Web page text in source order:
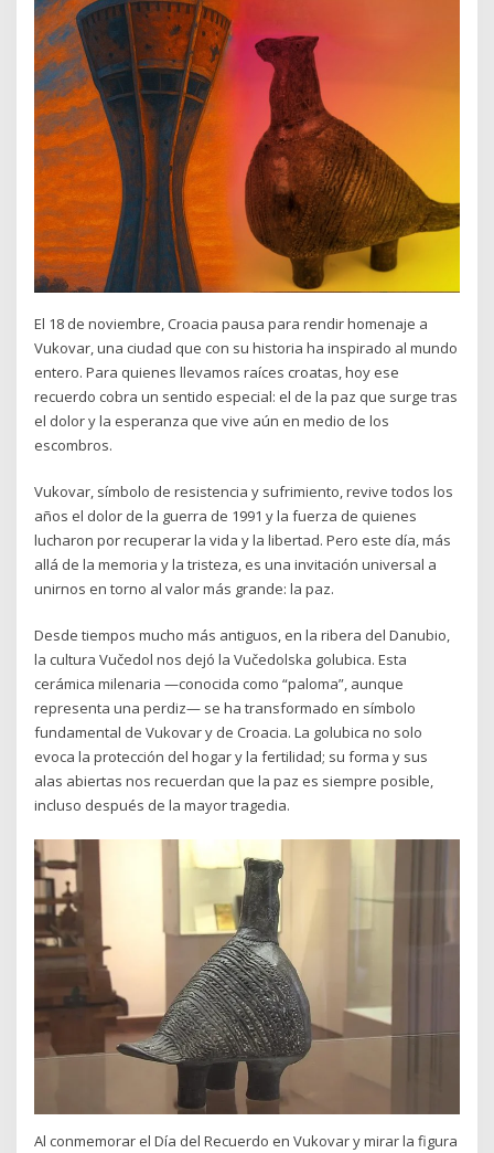
El 18 de noviembre, Croacia pausa para rendir homenaje a
Vukovar, una ciudad que con su historia ha inspirado al mundo
entero. Para quienes llevamos raíces croatas, hoy ese
recuerdo cobra un sentido especial: el de la paz que surge tras
el dolor y la esperanza que vive aún en medio de los
escombros.
Vukovar, símbolo de resistencia y sufrimiento, revive todos los
años el dolor de la guerra de 1991 y la fuerza de quienes
lucharon por recuperar la vida y la libertad. Pero este día, más
allá de la memoria y la tristeza, es una invitación universal a
unirnos en torno al valor más grande: la paz.
Desde tiempos mucho más antiguos, en la ribera del Danubio,
la cultura Vučedol nos dejó la Vučedolska golubica. Esta
cerámica milenaria —conocida como “paloma”, aunque
representa una perdiz— se ha transformado en símbolo
fundamental de Vukovar y de Croacia. La golubica no solo
evoca la protección del hogar y la fertilidad; su forma y sus
alas abiertas nos recuerdan que la paz es siempre posible,
incluso después de la mayor tragedia.
Al conmemorar el Día del Recuerdo en Vukovar y mirar la figura